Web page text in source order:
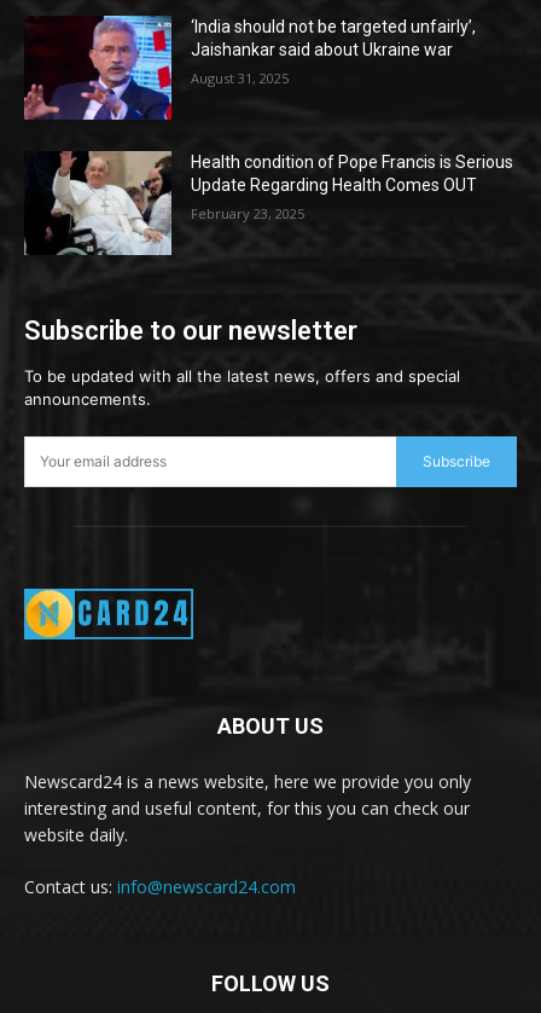
‘India should not be targeted unfairly’,
Jaishankar said about Ukraine war
August 31, 2025
Health condition of Pope Francis is Serious
Update Regarding Health Comes OUT
February 23, 2025
Subscribe to our newsletter
To be updated with all the latest news, offers and special
announcements.
Subscribe
ABOUT US
Newscard24 is a news website, here we provide you only
interesting and useful content, for this you can check our
website daily.
Contact us: info@newscard24.com
FOLLOW US